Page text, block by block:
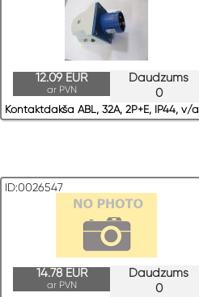
Daudzums
0
12.09 EUR
ar PVN
Kontaktdakša ABL, 32A, 2P+E, IP44, v/a
ID:0026547
Daudzums
0
14.78 EUR
ar PVN